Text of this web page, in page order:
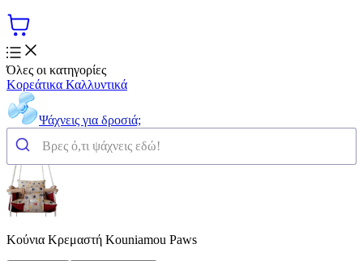
Όλες οι κατηγορίες
Κορεάτικα Καλλυντικά
Ψάχνεις για δροσιά;
Κούνια Κρεμαστή Kouniamou Paws